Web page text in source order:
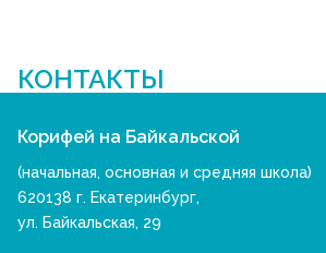
КОНТАКТЫ
Корифей на Байкальской
(начальная, основная и средняя школа)
620138 г. Екатеринбург,
ул. Байкальская, 29